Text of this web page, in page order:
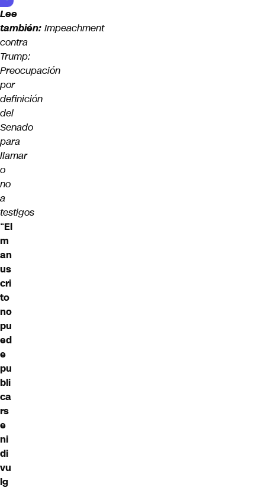
Lee
también: Impeachment
contra
Trump:
Preocupación
por
definición
del
Senado
para
llamar
o
no
a
testigos
“El
m
an
us
cri
to
no
pu
ed
e
pu
bli
ca
rs
e
ni
di
vu
lg